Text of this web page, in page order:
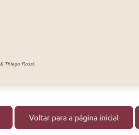
Thiago Rossi.
Voltar para a página inicial